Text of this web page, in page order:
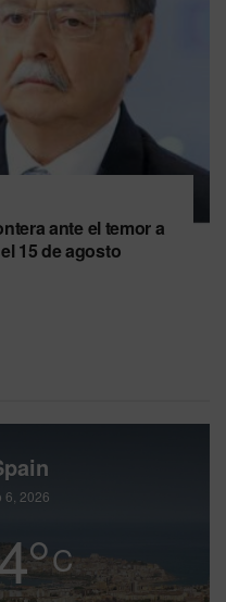
ante el temor a
15 de agosto
6, 2026
°C